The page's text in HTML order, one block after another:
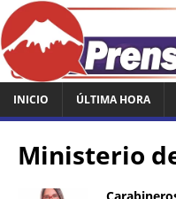
INICIO ÚLTIMA HORA
Ministerio